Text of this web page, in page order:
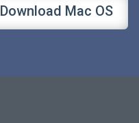
Download Mac OS